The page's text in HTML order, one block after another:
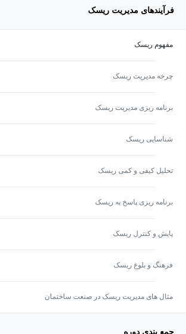
فرآیندهای مدیریت ریسک
مفهوم ریسک
چرخه مدیریت ریسک
برنامه ریزی مدیریت ریسک
شناسایی ریسک
تحلیل کیفی و کمی ریسک
برنامه ریزی پاسخ به ریسک
پایش و کنترل ریسک
فرهنگ و بلوغ ریسک
مثال های مدیریت ریسک در صنعت ساختمان
جمع بندی دوره